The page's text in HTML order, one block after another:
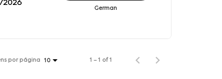
2026
German
por página 10 1 – 1 of 1